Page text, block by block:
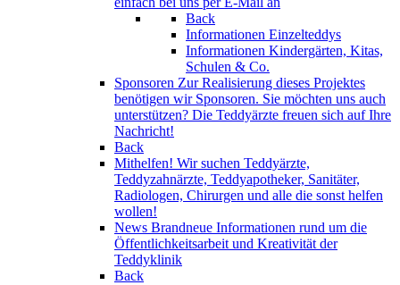
Back
Informationen Einzelteddys
Informationen Kindergärten, Kitas,
Schulen & Co.
Sponsoren Zur Realisierung dieses Projektes
benötigen wir Sponsoren. Sie möchten uns auch
unterstützen? Die Teddyärzte freuen sich auf Ihre
Nachricht!
Back
Mithelfen! Wir suchen Teddyärzte,
Teddyzahnärzte, Teddyapotheker, Sanitäter,
Radiologen, Chirurgen und alle die sonst helfen
wollen!
News Brandneue Informationen rund um die
Öffentlichkeitsarbeit und Kreativität der
Teddyklinik
Back